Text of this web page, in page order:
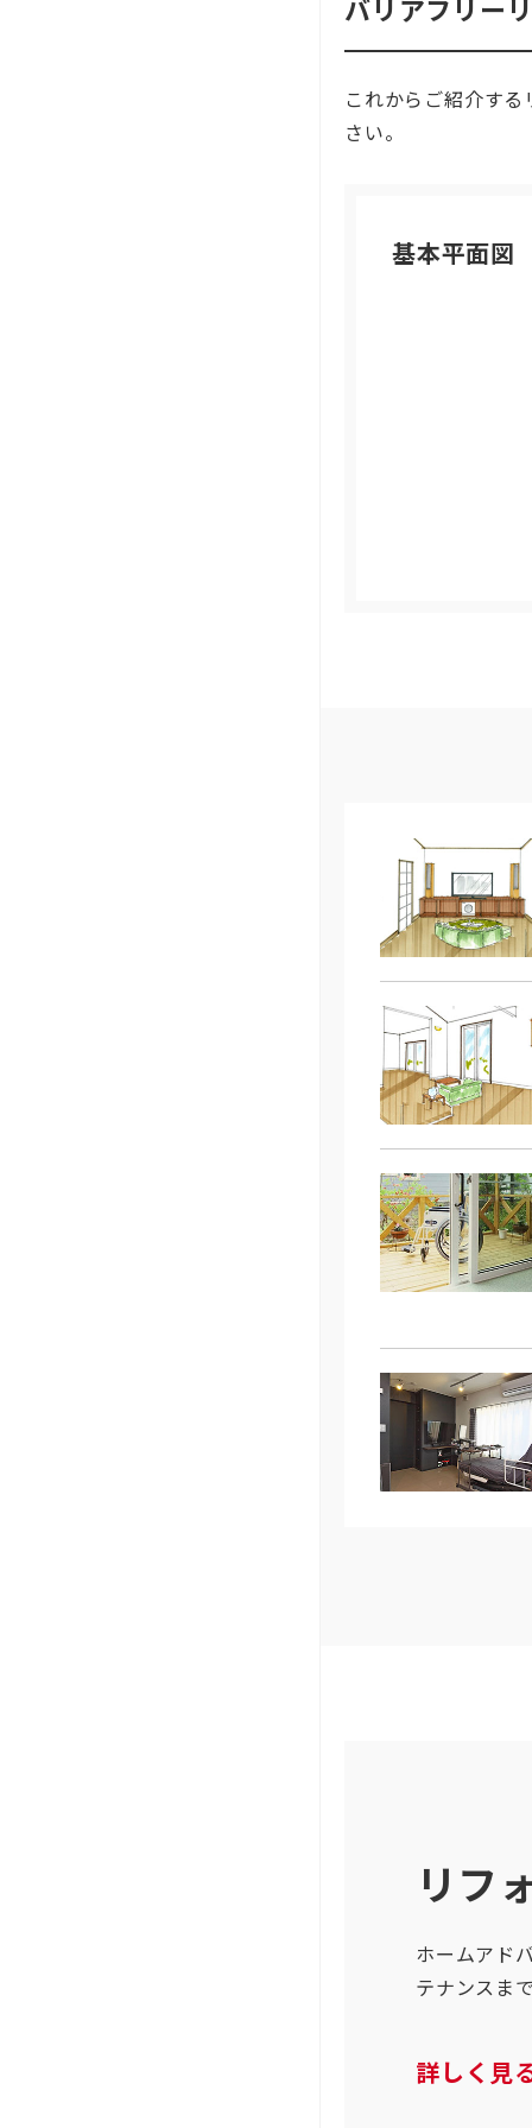
バリアフリー
これからご紹介す
さい。
基本平面図
リフ
ホームアド
テナンスま
詳しく見